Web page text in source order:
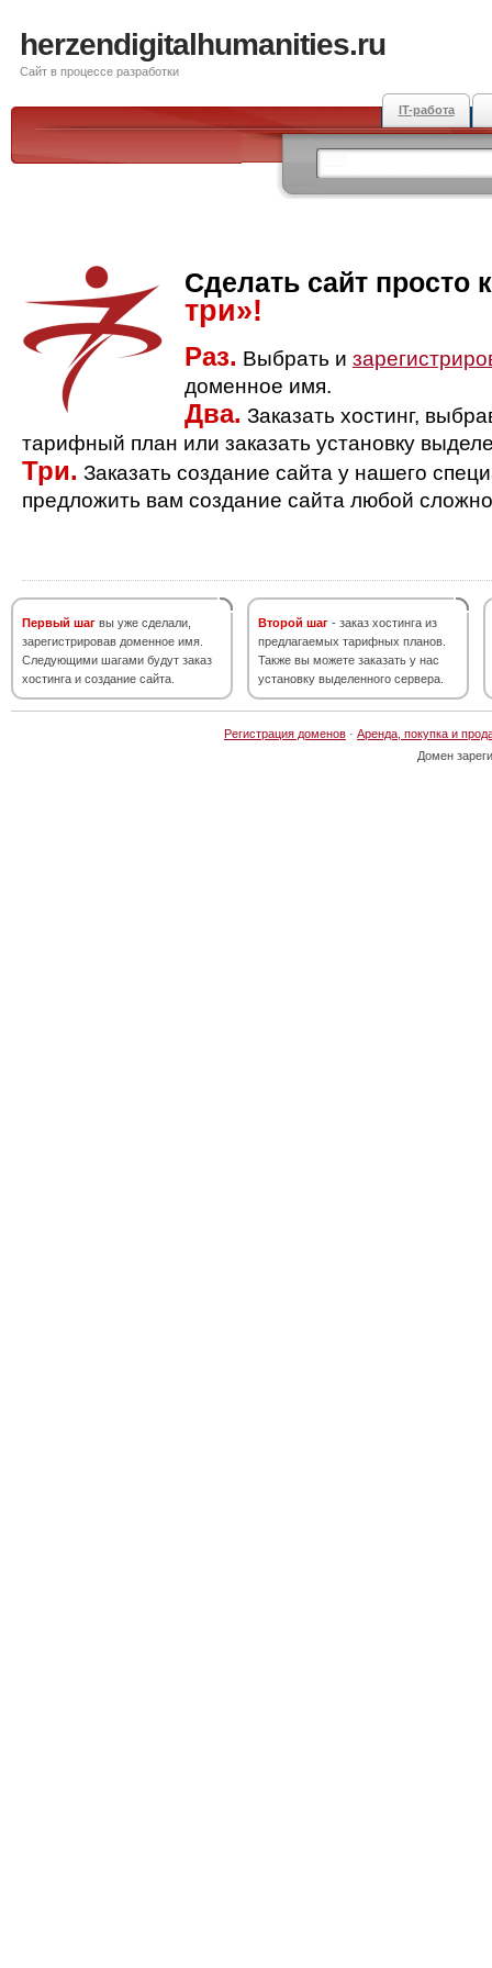
herzendigitalhumanities.ru
Сайт в процессе разработки
IT-работа
Сделать сайт просто
три»!
Раз. Выбрать и
доменное имя.
Два. Заказать хостинг,
тарифный план или заказать установку
Три. Заказать создание сайта у нашего
предложить вам создание сайта любой
Первый шаг вы уже сделали,
зарегистрировав доменное имя.
Следующими шагами будут заказ
хостинга и создание сайта.
Второй шаг - заказ хостинга из
предлагаемых тарифных планов.
Также вы можете заказать у нас
установку выделенного сервера.
Регистрация доменов · Аренда, покупка и
Домен